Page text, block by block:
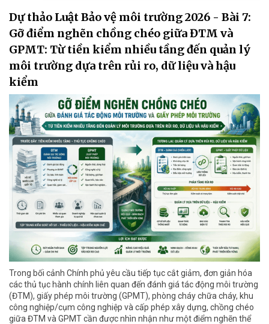
Dự thảo Luật Bảo vệ môi trường 2026 - Bài 7:
Gỡ điểm nghẽn chồng chéo giữa ĐTM và
GPMT: Từ tiền kiểm nhiều tầng đến quản lý
môi trường dựa trên rủi ro, dữ liệu và hậu
kiểm
Trong bối cảnh Chính phủ yêu cầu tiếp tục cắt giảm, đơn giản hóa
các thủ tục hành chính liên quan đến đánh giá tác động môi trường
(ĐTM), giấy phép môi trường (GPMT), phòng cháy chữa cháy, khu
công nghiệp/cụm công nghiệp và cấp phép xây dựng, chồng chéo
giữa ĐTM và GPMT cần được nhìn nhận như một điểm nghẽn thể